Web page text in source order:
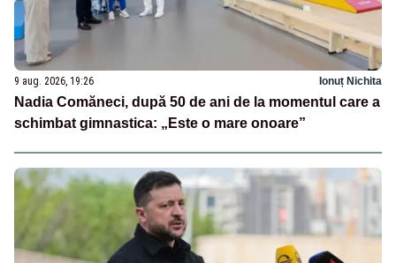
9 aug. 2026, 19:26 Ionuț Nichita
Nadia Comăneci, după 50 de ani de la momentul care a
schimbat gimnastica: „Este o mare onoare”